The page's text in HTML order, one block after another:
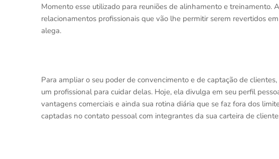
Momento esse utilizado para reuniões de alinhamento e treinamento.
relacionamentos profissionais que vão lhe permitir serem revertidos
alega.
Para ampliar o seu poder de convencimento e de captação de
um profissional para cuidar delas. Hoje, ela divulga em seu perfil
vantagens comerciais e ainda sua rotina diária que se faz fora dos
captadas no contato pessoal com integrantes da sua carteira de